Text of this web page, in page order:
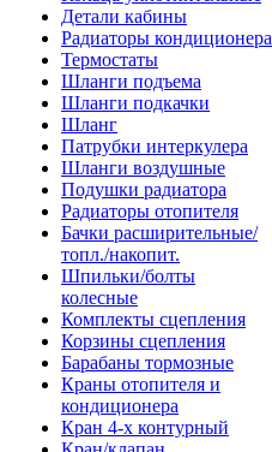
Детали кабины
Радиаторы кондиционера
Термостаты
Шланги подъема
Шланги подкачки
Шланг
Патрубки интеркулера
Шланги воздушные
Подушки радиатора
Радиаторы отопителя
Бачки расширительные/
топл./накопит.
Шпильки/болты
колесные
Комплекты сцепления
Корзины сцепления
Барабаны тормозные
Краны отопителя и
кондиционера
Кран 4-х контурный